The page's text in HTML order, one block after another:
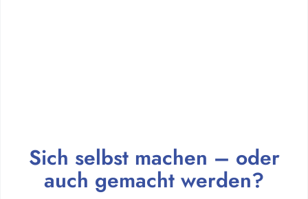
Sich selbst machen – oder
auch gemacht werden?